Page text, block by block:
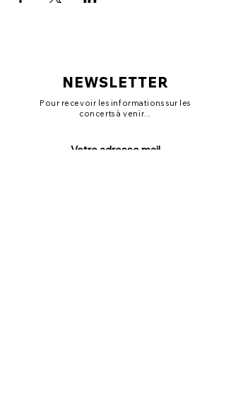
NEWSLETTER
Pour recevoir les informations sur les
concerts à venir...